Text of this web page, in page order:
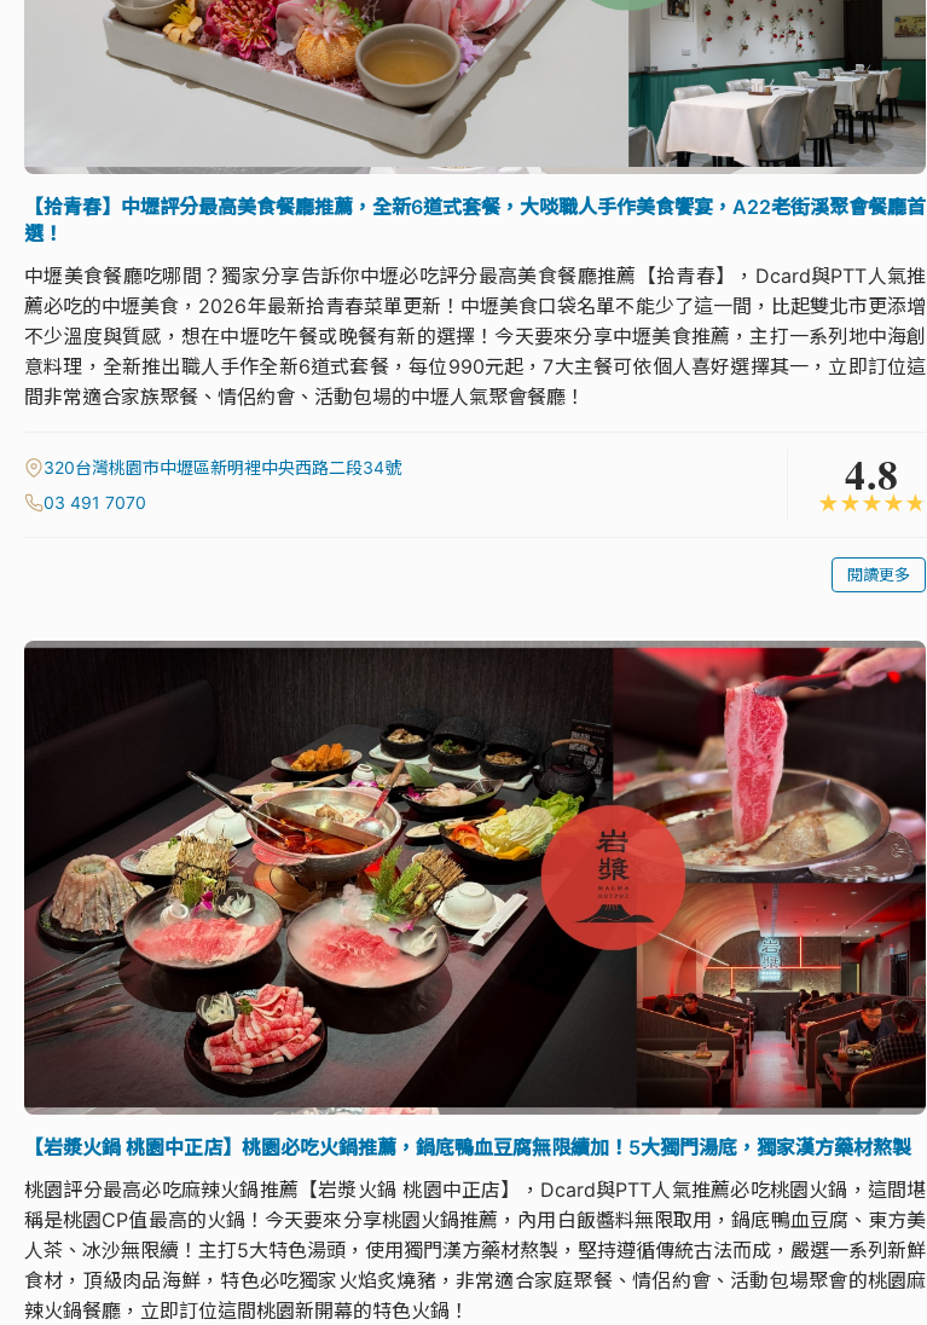
【拾青春】中壢評分最高美食餐廳推薦，全新6道式套餐，大啖職人手作美食饗宴，A22老街溪聚會餐廳首
選！
中壢美食餐廳吃哪間？獨家分享告訴你中壢必吃評分最高美食餐廳推薦【拾青春】，Dcard與PTT人氣推
薦必吃的中壢美食，2026年最新拾青春菜單更新！中壢美食口袋名單不能少了這一間，比起雙北市更添增
不少溫度與質感，想在中壢吃午餐或晚餐有新的選擇！今天要來分享中壢美食推薦，主打一系列地中海創
意料理，全新推出職人手作全新6道式套餐，每位990元起，7大主餐可依個人喜好選擇其一，立即訂位這
間非常適合家族聚餐、情侶約會、活動包場的中壢人氣聚會餐廳！
320台灣桃園市中壢區新明裡中央西路二段34號
03 491 7070
4.8
★★★★★
閱讀更多
【岩漿火鍋 桃園中正店】桃園必吃火鍋推薦，鍋底鴨血豆腐無限續加！5大獨門湯底，獨家漢方藥材熬製
桃園評分最高必吃麻辣火鍋推薦【岩漿火鍋 桃園中正店】，Dcard與PTT人氣推薦必吃桃園火鍋，這間堪
稱是桃園CP值最高的火鍋！今天要來分享桃園火鍋推薦，內用白飯醬料無限取用，鍋底鴨血豆腐、東方美
人茶、冰沙無限續！主打5大特色湯頭，使用獨門漢方藥材熬製，堅持遵循傳統古法而成，嚴選一系列新鮮
食材，頂級肉品海鮮，特色必吃獨家火焰炙燒豬，非常適合家庭聚餐、情侶約會、活動包場聚會的桃園麻
辣火鍋餐廳，立即訂位這間桃園新開幕的特色火鍋！